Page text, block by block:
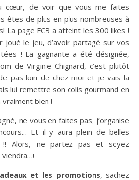
cœur, de voir que vous me faites
êtes de plus en plus nombreuses à
La page FCB a atteint les 300 likes !
joué le jeu, d’avoir partagé sur vos
! La gagnante a été désignée,
de Virginie Chignard, c’est plutôt
pas loin de chez moi et je vais la
lui remettre son colis gourmand en
bien !
ne vous en faites pas, j’organise
Et il y aura plein de belles
!! Alors, ne partez pas et soyez
et les promotions, sachez